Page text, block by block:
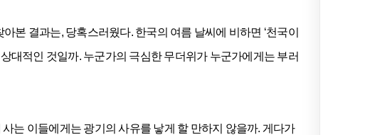
본 결과는, 당혹스러웠다. 한국의 여름 날씨에 비하면 ‘천국이
대적인 것일까. 누군가의 극심한 무더위가 누군가에게는 부러
는 이들에게는 광기의 사유를 낳게 할 만하지 않을까. 게다가